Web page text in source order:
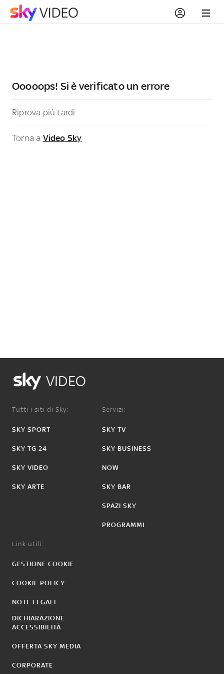
Ooooops! Si è verificato un errore
Riprova più tardi
Torna a Video Sky
VIDEO
Tutti i siti di Sky:
SKY SPORT
SKY TG 24
SKY VIDEO
SKY ARTE
Servizi:
SKY TV
SKY BUSINESS
NOW
SKY BAR
SPAZI SKY
PROGRAMMI
Link utili:
GESTIONE COOKIE
COOKIE POLICY
NOTE LEGALI
DICHIARAZIONE
ACCESSIBILITÀ
OFFERTA SKY MEDIA
CORPORATE